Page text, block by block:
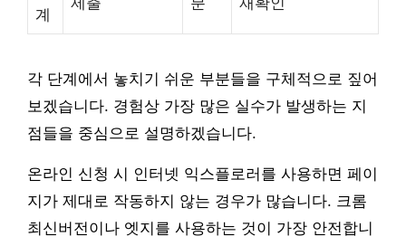
계
각 단계에서 놓치기 쉬운 부분들을 구체적으로 짚어
보겠습니다. 경험상 가장 많은 실수가 발생하는 지
점들을 중심으로 설명하겠습니다.
온라인 신청 시 인터넷 익스플로러를 사용하면 페이
지가 제대로 작동하지 않는 경우가 많습니다. 크롬
최신버전이나 엣지를 사용하는 것이 가장 안전합니